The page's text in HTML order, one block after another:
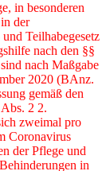
in besonderen
der
Teilhabegesetz
nach den §§
nach Maßgabe
2020 (BAnz.
gemäß den
2 2.
zweimal pro
Coronavirus
der Pflege und
in